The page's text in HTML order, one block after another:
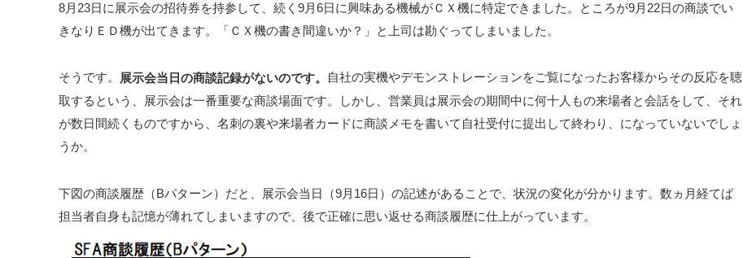
8月23日に展示会の招待券を持参して、続く9月6日に興味ある機械がＣＸ機に特定できました。ところが9月22日の商談でい
きなりＥＤ機が出てきます。「ＣＸ機の書き間違いか？」と上司は勘ぐってしまいました。
そうです。 展示会当日の商談記録がないのです。
自社の実機やデモンストレーションをご覧になったお客様からその反応を聴
取するという、展示会は一番重要な商談場面です。しかし、営業員は展示会の期間中に何十人もの来場者と会話をして、それ
が数日間続くものですから、名刺の裏や来場者カードに商談メモを書いて自社受付に提出して終わり、になっていないでしょ
うか。
下図の商談履歴（Bパターン）だと、展示会当日（9月16日）の記述があることで、状況の変化が分かります。数ヵ月経てば
担当者自身も記憶が薄れてしまいますので、後で正確に思い返せる商談履歴に仕上がっています。